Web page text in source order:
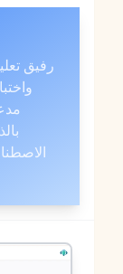
رفيق